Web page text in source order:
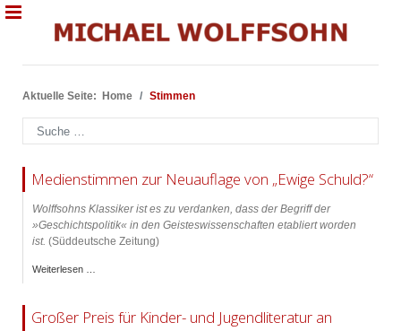
Aktuelle Seite: Home Stimmen
Suchen
Medienstimmen zur Neuauflage von „Ewige Schuld?“
Wolffsohns Klassiker ist es zu verdanken, dass der Begriff der
»Geschichtspolitik« in den Geisteswissenschaften etabliert worden
ist. (Süddeutsche Zeitung)
Weiterlesen …
Großer Preis für Kinder- und Jugendliteratur an